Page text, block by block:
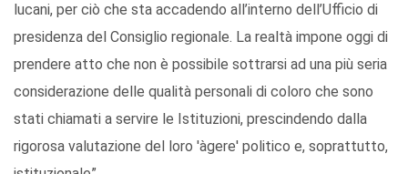
lucani, per ciò che sta accadendo all’interno dell’Ufficio di
presidenza del Consiglio regionale. La realtà impone oggi di
prendere atto che non è possibile sottrarsi ad una più seria
considerazione delle qualità personali di coloro che sono
stati chiamati a servire le Istituzioni, prescindendo dalla
rigorosa valutazione del loro 'àgere' politico e, soprattutto,